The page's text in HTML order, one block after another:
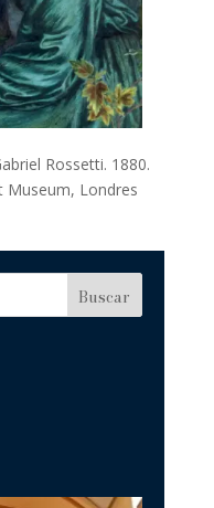
Rossetti. 1880.
Museum, Londres
Buscar